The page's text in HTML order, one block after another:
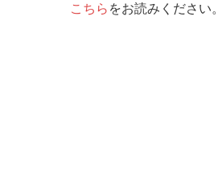
こちら をお読みください。